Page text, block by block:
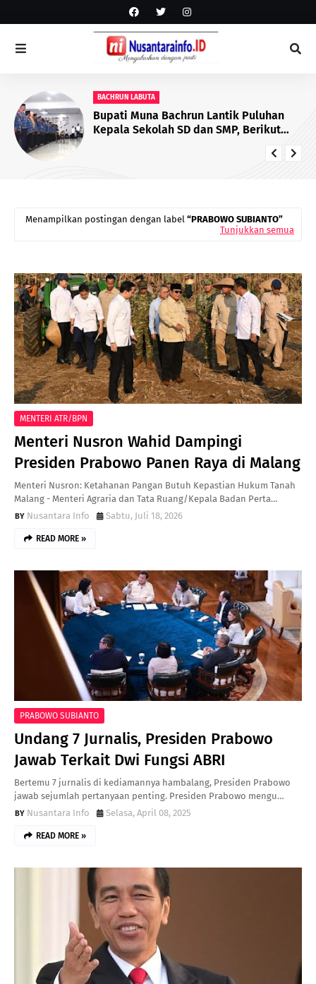
BACHRUN LABUTA
Bupati Muna Bachrun Lantik Puluhan
Kepala Sekolah SD dan SMP, Berikut
Menampilkan postingan dengan label PRABOWO SUBIANTO
Tunjukkan semua
MENTERI ATR/BPN
Menteri Nusron Wahid Dampingi
Presiden Prabowo Panen Raya di Malang
Menteri Nusron: Ketahanan Pangan Butuh Kepastian Hukum Tanah
Malang - Menteri Agraria dan Tata Ruang/Kepala Badan Perta…
Nusantara Info
Sabtu, Juli 18, 2026
READ MORE »
PRABOWO SUBIANTO
Undang 7 Jurnalis, Presiden Prabowo
Jawab Terkait Dwi Fungsi ABRI
Bertemu 7 jurnalis di kediamannya hambalang, Presiden Prabowo
jawab sejumlah pertanyaan penting. Presiden Prabowo mengu…
Nusantara Info
Selasa, April 08, 2025
READ MORE »